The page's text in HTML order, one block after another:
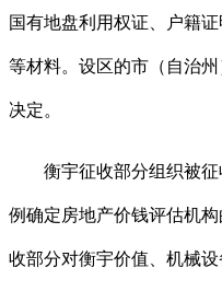
国有地盘利用权证、户籍
等材料。设区的市（自治
决定。
衡宇征收部分组织被征
例确定房地产价钱评估机
收部分对衡宇价值、机械